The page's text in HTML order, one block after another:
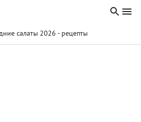
салаты 2026 - рецепты